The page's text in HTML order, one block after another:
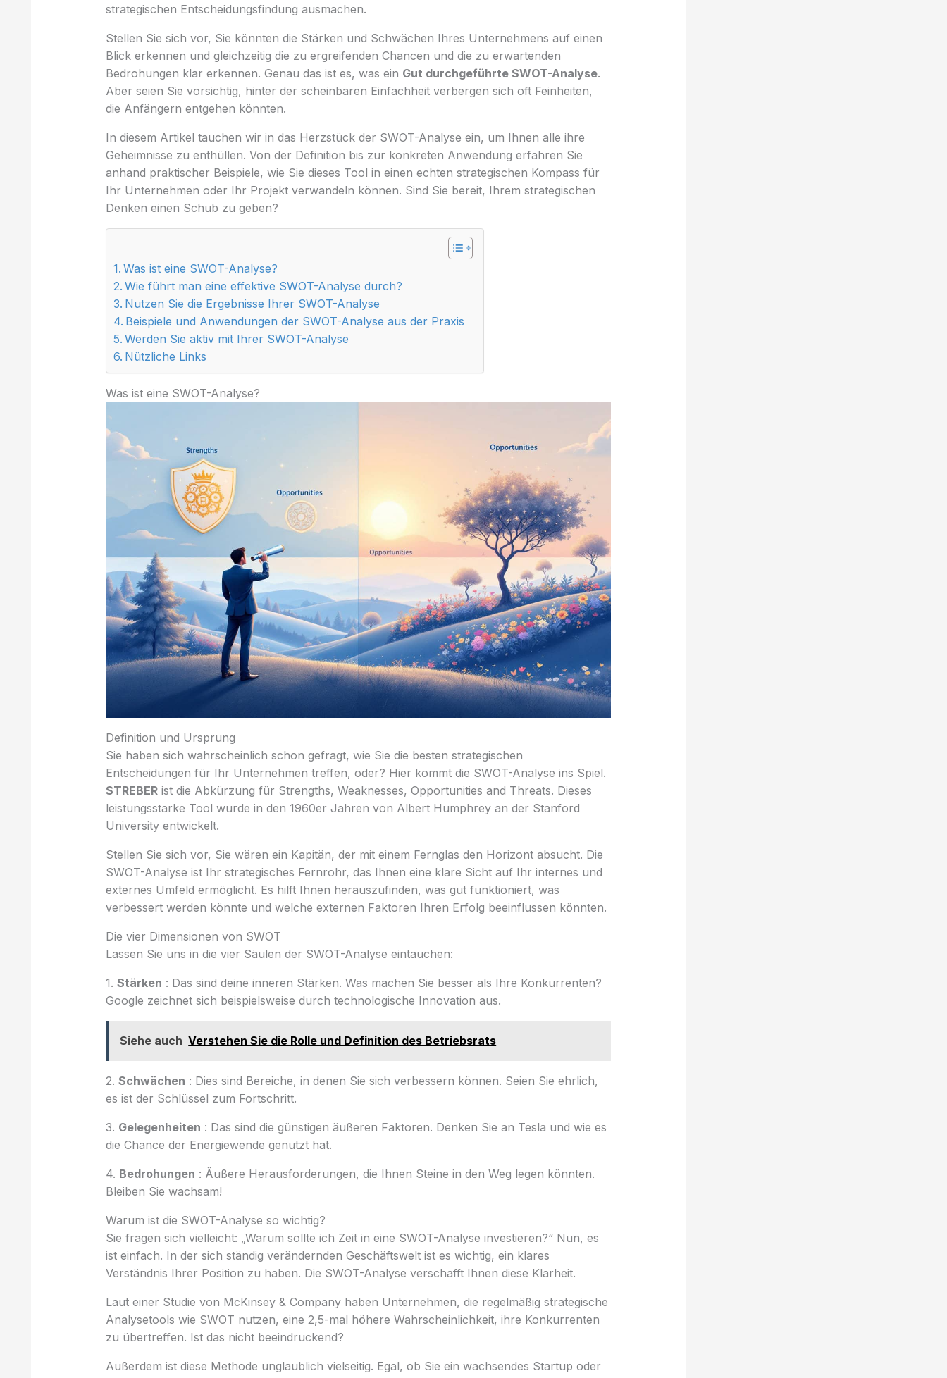
strategischen Entscheidungsfindung ausmachen.
Stellen Sie sich vor, Sie könnten die Stärken und Schwächen Ihres Unternehmens auf einen
Blick erkennen und gleichzeitig die zu ergreifenden Chancen und die zu erwartenden
Bedrohungen klar erkennen. Genau das ist es, was ein Gut durchgeführte SWOT-Analyse.
Aber seien Sie vorsichtig, hinter der scheinbaren Einfachheit verbergen sich oft Feinheiten,
die Anfängern entgehen könnten.
In diesem Artikel tauchen wir in das Herzstück der SWOT-Analyse ein, um Ihnen alle ihre
Geheimnisse zu enthüllen. Von der Definition bis zur konkreten Anwendung erfahren Sie
anhand praktischer Beispiele, wie Sie dieses Tool in einen echten strategischen Kompass für
Ihr Unternehmen oder Ihr Projekt verwandeln können. Sind Sie bereit, Ihrem strategischen
Denken einen Schub zu geben?
Was ist eine SWOT-Analyse?
Wie führt man eine effektive SWOT-Analyse durch?
Nutzen Sie die Ergebnisse Ihrer SWOT-Analyse
Beispiele und Anwendungen der SWOT-Analyse aus der Praxis
Werden Sie aktiv mit Ihrer SWOT-Analyse
Nützliche Links
Was ist eine SWOT-Analyse?
Definition und Ursprung
Sie haben sich wahrscheinlich schon gefragt, wie Sie die besten strategischen
Entscheidungen für Ihr Unternehmen treffen, oder? Hier kommt die SWOT-Analyse ins Spiel.
STREBER ist die Abkürzung für Strengths, Weaknesses, Opportunities and Threats. Dieses
leistungsstarke Tool wurde in den 1960er Jahren von Albert Humphrey an der Stanford
University entwickelt.
Stellen Sie sich vor, Sie wären ein Kapitän, der mit einem Fernglas den Horizont absucht. Die
SWOT-Analyse ist Ihr strategisches Fernrohr, das Ihnen eine klare Sicht auf Ihr internes und
externes Umfeld ermöglicht. Es hilft Ihnen herauszufinden, was gut funktioniert, was
verbessert werden könnte und welche externen Faktoren Ihren Erfolg beeinflussen könnten.
Die vier Dimensionen von SWOT
Lassen Sie uns in die vier Säulen der SWOT-Analyse eintauchen:
1.Stärken : Das sind deine inneren Stärken. Was machen Sie besser als Ihre Konkurrenten?
Google zeichnet sich beispielsweise durch technologische Innovation aus.
Siehe auch Verstehen Sie die Rolle und Definition des Betriebsrats
2.Schwächen : Dies sind Bereiche, in denen Sie sich verbessern können. Seien Sie ehrlich,
es ist der Schlüssel zum Fortschritt.
3. Gelegenheiten : Das sind die günstigen äußeren Faktoren. Denken Sie an Tesla und wie es
die Chance der Energiewende genutzt hat.
4. Bedrohungen : Äußere Herausforderungen, die Ihnen Steine ​​in den Weg legen könnten.
Bleiben Sie wachsam!
Warum ist die SWOT-Analyse so wichtig?
Sie fragen sich vielleicht: „Warum sollte ich Zeit in eine SWOT-Analyse investieren?“ Nun, es
ist einfach. In der sich ständig verändernden Geschäftswelt ist es wichtig, ein klares
Verständnis Ihrer Position zu haben. Die SWOT-Analyse verschafft Ihnen diese Klarheit.
Laut einer Studie von McKinsey & Company haben Unternehmen, die regelmäßig strategische
Analysetools wie SWOT nutzen, eine 2,5-mal höhere Wahrscheinlichkeit, ihre Konkurrenten
zu übertreffen. Ist das nicht beeindruckend?
Außerdem ist diese Methode unglaublich vielseitig. Egal, ob Sie ein wachsendes Startup oder